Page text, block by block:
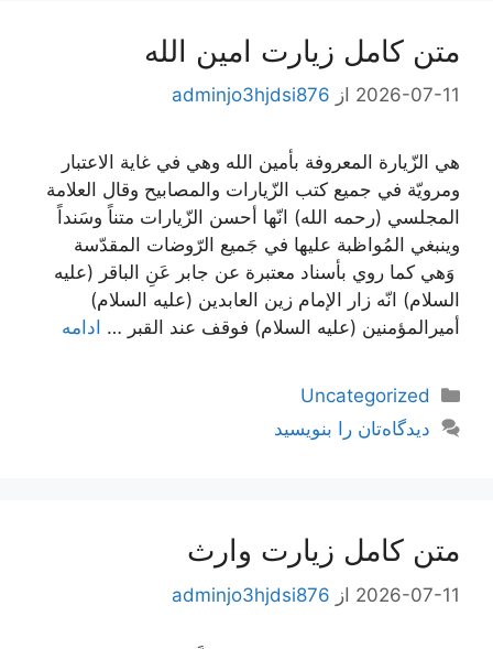
متن کامل زیارت امین الله
2026-07-11 از adminjo3hjdsi876
هي الزّيارة المعروفة بأمين الله وهي في غاية الاعتبار
ومرويّة في جميع كتب الزّيارات والمصابيح وقال العلامة
المجلسي (رحمه الله) انّها أحسن الزّيارات متناً وسَنداً
وينبغي المُواظبة عليها في جَميع الرّوضات المقدّسة
وَهي كما روي بأسناد معتبرة عن جابر عَنِ الباقر (عليه
السلام) انّه زار الإمام زين العابدين (عليه السلام)
أميرالمؤمنين (عليه السلام) فوقف عند القبر … ادامه
دسته‌ها
Uncategorized
دیدگاه‌تان را بنویسید
متن کامل زيارت وارث
2026-07-11 از adminjo3hjdsi876